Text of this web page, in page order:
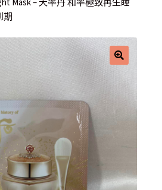
Mask – 天率丹 和率極致再生睡
期